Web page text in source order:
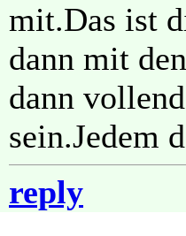
mit.Das ist
dann mit
dann
sein.Jedem
reply